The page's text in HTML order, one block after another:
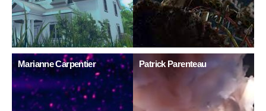
Marianne Carpentier Patrick Parenteau